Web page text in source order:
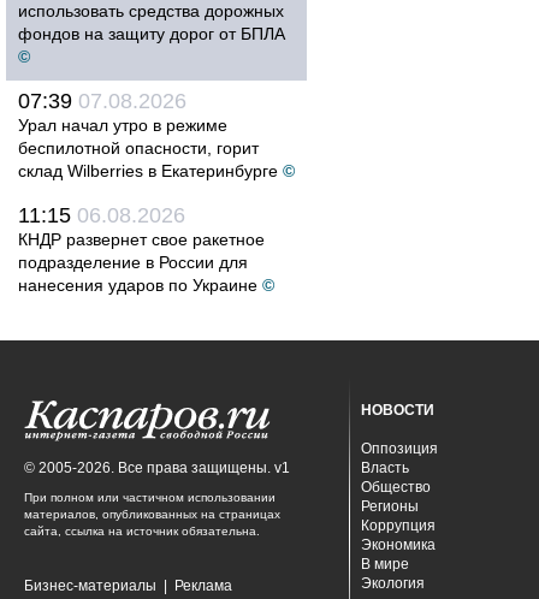
использовать средства дорожных
фондов на защиту дорог от БПЛА
©
07:39 07.08.2026
Урал начал утро в режиме
беспилотной опасности, горит
склад Wilberries в Екатеринбурге ©
11:15 06.08.2026
КНДР развернет свое ракетное
подразделение в России для
нанесения ударов по Украине ©
© 2005-2026. Все права защищены. v1
При полном или частичном использовании
материалов, опубликованных на страницах
сайта, ссылка на источник обязательна.
Бизнес-материалы Реклама
НОВОСТИ
Оппозиция
Власть
Общество
Регионы
Коррупция
Экономика
В мире
Экология